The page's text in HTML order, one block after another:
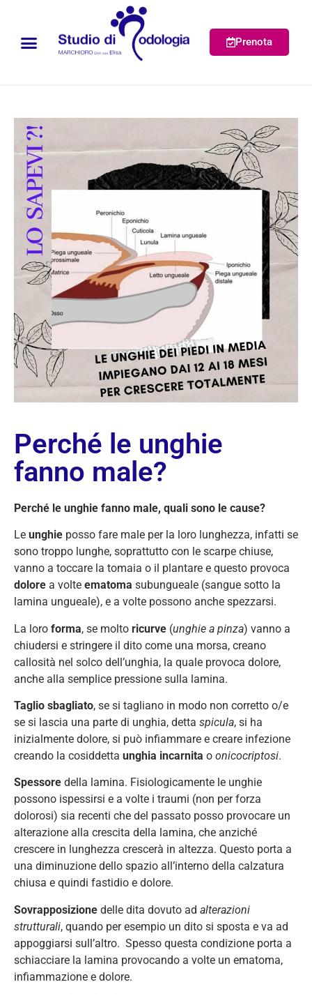
Prenota
Perché le unghie
fanno male?
Perché le unghie fanno male, quali sono le cause?
Le unghie posso fare male per la loro lunghezza, infatti se
sono troppo lunghe, soprattutto con le scarpe chiuse,
vanno a toccare la tomaia o il plantare e questo provoca
dolore a volte ematoma subungueale (sangue sotto la
lamina ungueale), e a volte possono anche spezzarsi.
La loro forma, se molto ricurve (unghie a pinza) vanno a
chiudersi e stringere il dito come una morsa, creano
callosità nel solco dell’unghia, la quale provoca dolore,
anche alla semplice pressione sulla lamina.
Taglio sbagliato, se si tagliano in modo non corretto o/e
se si lascia una parte di unghia, detta spicula, si ha
inizialmente dolore, si può infiammare e creare infezione
creando la cosiddetta unghia incarnita o onicocriptosi.
Spessore della lamina. Fisiologicamente le unghie
possono ispessirsi e a volte i traumi (non per forza
dolorosi) sia recenti che del passato posso provocare un
alterazione alla crescita della lamina, che anziché
crescere in lunghezza crescerà in altezza. Questo porta a
una diminuzione dello spazio all’interno della calzatura
chiusa e quindi fastidio e dolore.
Sovrapposizione delle dita dovuto ad alterazioni
strutturali, quando per esempio un dito si sposta e va ad
appoggiarsi sull’altro. Spesso questa condizione porta a
schiacciare la lamina provocando a volte un ematoma,
infiammazione e dolore.